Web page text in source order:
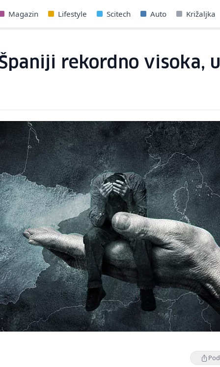
Magazin Lifestyle Scitech Auto Križaljka
rekordno visoka,